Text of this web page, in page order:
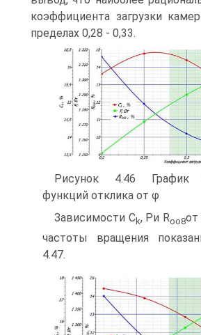
коэффициента загрузки
пределах 0,28 - 0,33.
Рисунок 4.46 График
функций отклика от φ
Зависимости Ck, Pи Roo8от
частоты вращения
4.47.